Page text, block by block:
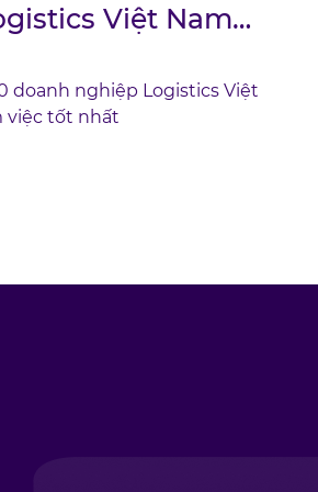
Việt Nam
việc tốt nhất
doanh nghiệp Logistics Việt
việc tốt nhất